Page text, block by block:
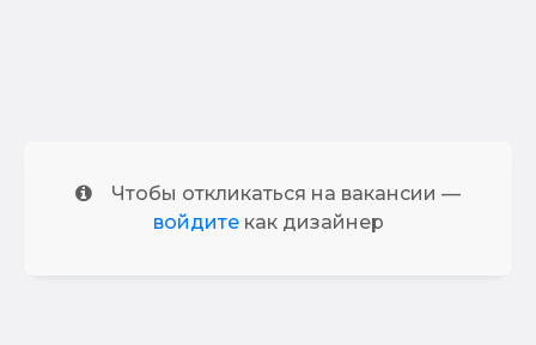
Чтобы откликаться на вакансии —
войдитекак дизайнер